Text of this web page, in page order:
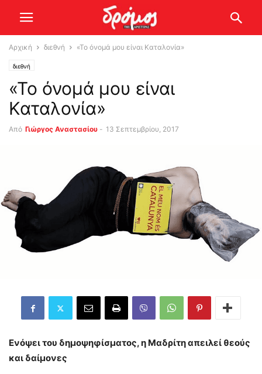
Αρχική διεθνή «Το όνομά μου είναι Καταλονία»
διεθνή
«Το όνομά μου είναι
Καταλονία»
Από Γιώργος Αναστασίου - 13 Σεπτεμβρίου, 2017
Ενόψει του δημοψηφίσματος, η Μαδρίτη απειλεί θεούς
και δαίμονες